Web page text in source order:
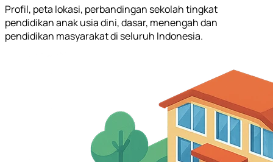
Profil, peta lokasi, perbandingan sekolah tingkat
pendidikan anak usia dini, dasar, menengah dan
pendidikan masyarakat di seluruh Indonesia.